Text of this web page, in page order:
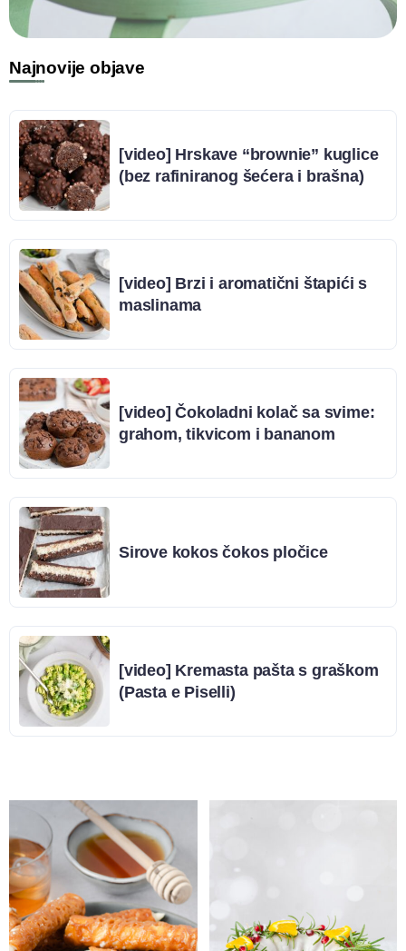
Najnovije objave
[video] Hrskave “brownie” kuglice
(bez rafiniranog šećera i brašna)
[video] Brzi i aromatični štapići s
maslinama
[video] Čokoladni kolač sa svime:
grahom, tikvicom i bananom
Sirove kokos čokos pločice
[video] Kremasta pašta s graškom
(Pasta e Piselli)